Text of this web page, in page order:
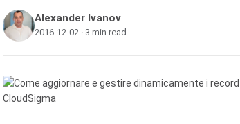
Alexander Ivanov
2016-12-02 · 3 min read